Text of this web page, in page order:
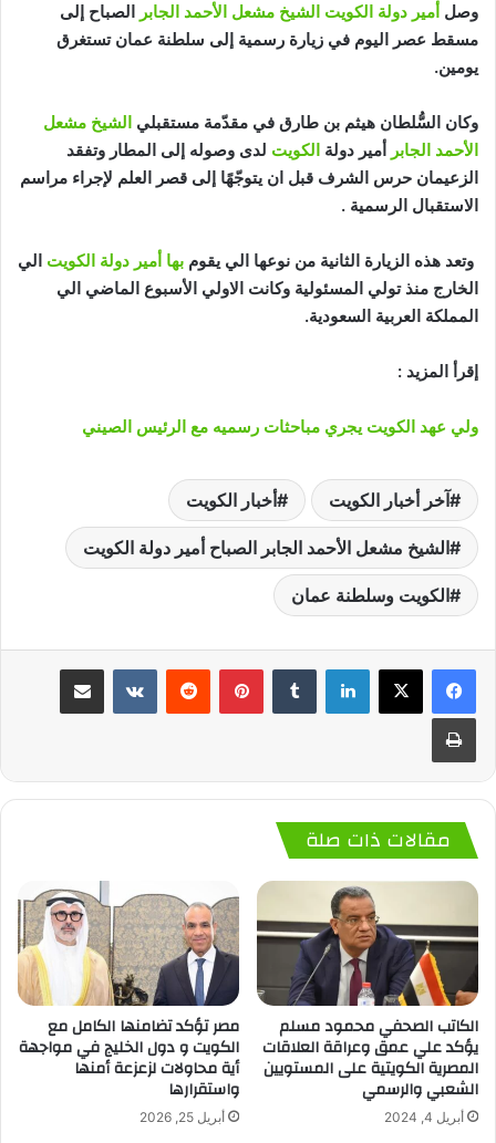
وصل أمير دولة الكويت الشيخ مشعل الأحمد الجابر الصباح إلى
مسقط عصر اليوم في زيارة رسمية إلى سلطنة عمان تستغرق
يومين.
وكان السُّلطان هيثم بن طارق في مقدّمة مستقبلي الشيخ مشعل
الأحمد الجابر أمير دولة الكويت لدى وصوله إلى المطار وتفقد
الزعيمان حرس الشرف قبل ان يتوجّهًا إلى قصر العلم لإجراء مراسم
الاستقبال الرسمية .
وتعد هذه الزيارة الثانية من نوعها الي يقوم بها أمير دولة الكويت الي
الخارج منذ تولي المسئولية وكانت الاولي الأسبوع الماضي الي
المملكة العربية السعودية.
إقرأ المزيد :
ولي عهد الكويت يجري مباحثات رسميه مع الرئيس الصيني
آخر أخبار الكويت أخبار الكويت
الشيخ مشعل الأحمد الجابر الصباح أمير دولة الكويت
الكويت وسلطنة عمان
لينكدإن بينتيريست
مقالات ذات صلة
الكاتب الصحفي محمود مسلم
يؤكد علي عمق وعراقة العلاقات
المصرية الكويتية على المستويين
الشعبي والرسمي
أبريل 4, 2024
مصر تؤكد تضامنها الكامل مع
الكويت و دول الخليج في مواجهة
أية محاولات لزعزعة أمنها
واستقرارها
أبريل 25, 2026